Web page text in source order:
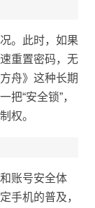
。此时，如果
重置密码，无
舟》这种长期
“安全锁”，
权。
账号安全体
手机的普及，